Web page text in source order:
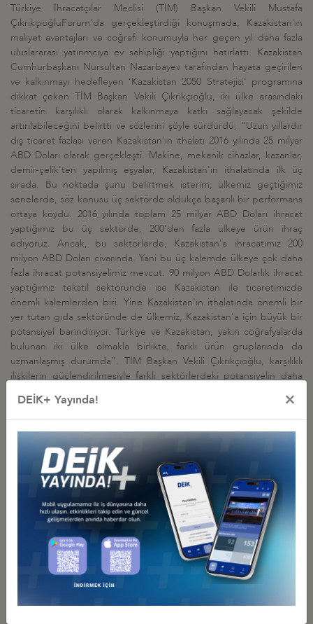
Türkiye İhracatçılar Meclisi (TİM) Başkan Vekili Mustafa
ÇıkrıkçıoğluForum'da gerçekleştirdiği konuşmada, Kazakistan'ın
maliyet avantajları ve coğrafi konumuyla her geçen yıl daha fazla
uluslararası yatırımcıya ev sahipliği yaptığını hatırlattı. Kazakistan
Cumhurbaşkanı Nursultan Nazarbayev tarafından hayata geçirilen
ve kalkınmayı hedefleyen ‘Kazakistan 2050 Stratejisi' programına
dikkat çeken TİM Başkan Vekili Çıkrıkçıoğlu, iki ülke arasındaki
ticaretin karşılıklı olarak kalkınmaya katkı sağlayacak şekilde
artırılabileceğini belirtti ve sözlerini şöyle sürdürdü; "Uzun yıllardır
dış ticaret fazlası veren Kazakistan'ın ithalatı 2016 yılında 25 milyar
ABD Doları olarak gerçekleşti. Makine, mekanik cihazlar, kazanlar,
demir-çelik'ten yapılmış eşyalar, Kazakistan'ın ithalatında ilk üç
sırada. Bu noktada şunu belirtmek isterim; ülkemiz geçtiğimiz
senelerde, söz konusu üç sektörde oldukça başarılı bir performans
ortaya koydu. 2016 yılında toplam 25 milyar ABD Doları ihracat
yaptığımız bu üç sektörde, 200'den fazla ülkeye ürün ihraç
ediyoruz. Ancak, bu sektörlerde, Kazakistan'a ihracatımız 200
milyon ABD Doları civarında. Yani bu üç kalemde ülkeye çok daha
fazla ihracat potansiyelimiz mevcut. 90 milyon ABD Dolarlık ihracat
yaptığımız tekstil sektöründe ise Kazakistan ile ticaretimizde
önemli kalemlerden biri. Yine Kazakistan'ın ithalatında önemli bir
yer tutan gıda sektöründe de ülkemiz, Kazakistan'a için büyük bir
potansiyel barındırıyor. Türkiye ve Kazakistan, yakın coğrafyalarda
bulunan iki ülke olmakla birlikte, farklı ürün gruplarında da
uzmanlaşmış durumda". TİM Başkan Vekili Çıkrıkçıoğlu, karşılıklı
ilişkilerin güçlendirilmesiyle farklı sektörlerdeki potansiyelin daha
dikkat çekti. Sarı, "Kazakistan sahip olduğu iktisadi potansiyel,
toplumsal barış, siyasi ve ekonomik istikrar, piyasa ekonomisinin
yerleşmesi için atılan adımlar ve gerçekleştirilen kurumsal
reformlar, bölgesel ve uluslararası sorunların çözümüne yönelik
yapıcı politikalar ve diğer faktörler açısından son yıllarda en çok
öne çıkan ülkelerden birisidir" dedi.
"Geleceğin Enerjisi" teması ile gerçekleştirilen Astana EXPO
2017'ye 115 ülke ve 18 uluslararası kuruluşun katıldığını belirten
Sarı, Türkiye pavyonunun 10 Haziran 2017 tarihinden itibaren en
fazla ziyaretçi alan ilk 5 ülke içerisinde yer aldığını vurguladı.
DEİK+ Yayında! ×